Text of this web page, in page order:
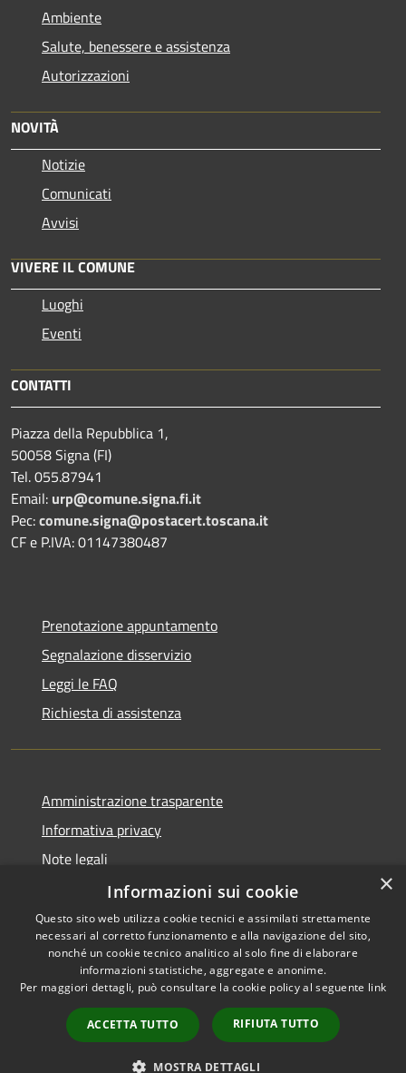
Ambiente
Salute, benessere e assistenza
Autorizzazioni
NOVITÀ
Notizie
Comunicati
Avvisi
VIVERE IL COMUNE
Luoghi
Eventi
CONTATTI
Piazza della Repubblica 1,
50058 Signa (FI)
Tel. 055.87941
Email: urp@comune.signa.fi.it
Pec:comune.signa@postacert.toscana.it
CF e P.IVA: 01147380487
Prenotazione appuntamento
Segnalazione disservizio
Leggi le FAQ
Richiesta di assistenza
Amministrazione trasparente
Informativa privacy
Note legali
Dichiarazione di accessibilità
RSS
Accessibilità
Copyright © 2026 • Comune di
Signa • Powered by
Municipium•
Accesso
redazione
×
Informazioni sui cookie
Questo sito web utilizza cookie tecnici e assimilati strettamente
necessari al corretto funzionamento e alla navigazione del sito,
nonché un cookie tecnico analitico al solo fine di elaborare
informazioni statistiche, aggregate e anonime.
Per maggiori dettagli, può consultare la cookie policy al seguente link
ACCETTA TUTTO RIFIUTA TUTTO
MOSTRA DETTAGLI